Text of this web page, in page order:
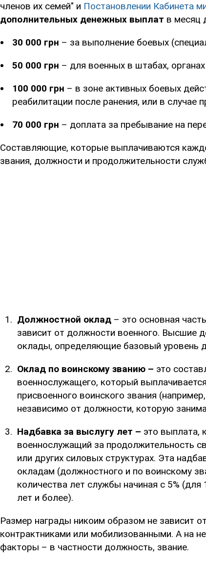
членов их семей" и Постановлении Кабинета
дополнительных денежных выплат в месяц
30 000 грн – за выполнение боевых
50 000 грн – для военных в штабах,
100 000 грн – в зоне активных боевых
реабилитации после ранения, или в случае
70 000 грн – доплата за пребывание на
Составляющие, которые выплачиваются
звания, должности и продолжительности
Должностной оклад – это основная
зависит от должности военного. Высшие
оклады, определяющие базовый уровень
Оклад по воинскому званию – это
военнослужащего, который
присвоенного воинского звания
независимо от должности, которую
Надбавка за выслугу лет – это выплата,
военнослужащий за продолжительность
или других силовых структурах. Эта
окладам (должностного и по воинскому
количества лет службы начиная с 5%
лет и более).
Размер награды никоим образом не зависит
контрактниками или мобилизованными. А на
факторы – в частности должность, звание.